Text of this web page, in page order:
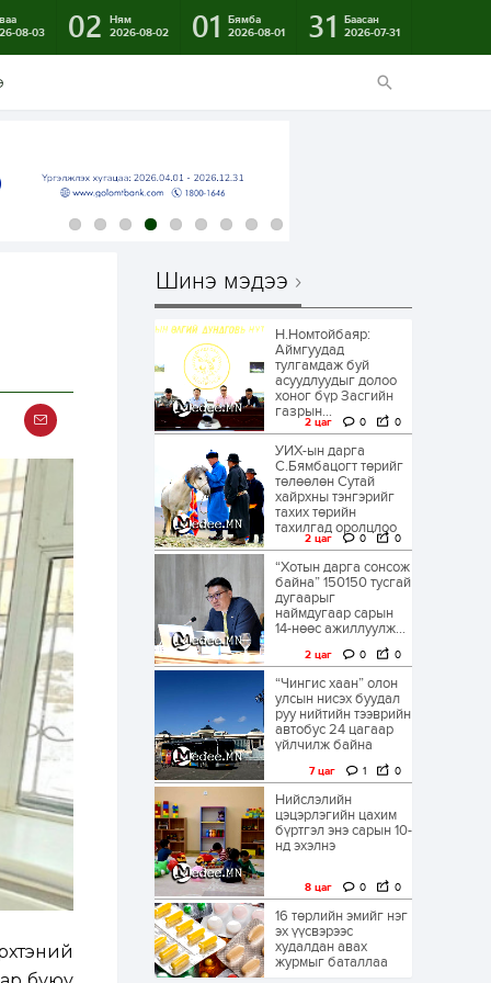
08-03
02
Ням
2026-08-02
01
Бямба
2026-08-01
31
Баасан
2026-07-31
Шинэ мэдээ
Н.Номтойбаяр:
Аймгуудад
тулгамдаж буй
асуудлуудыг долоо
хоног бүр Засгийн
газрын...
2 цаг 0 0
УИХ-ын дарга
С.Бямбацогт төрийг
төлөөлөн Сутай
хайрхны тэнгэрийг
тахих төрийн
тахилгад оролцлоо
2 цаг 0 0
“Хотын дарга сонсож
байна” 150150 тусгай
дугаарыг
наймдугаар сарын
14-нөөс ажиллуулж...
2 цаг 0 0
“Чингис хаан” олон
улсын нисэх буудал
руу нийтийн тээврийн
автобус 24 цагаар
үйлчилж байна
7 цаг 1 0
Нийслэлийн
цэцэрлэгийн цахим
бүртгэл энэ сарын 10-
нд эхэлнэ
8 цаг 0 0
16 төрлийн эмийг нэг
эх үүсвэрээс
худалдан авах
журмыг баталлаа